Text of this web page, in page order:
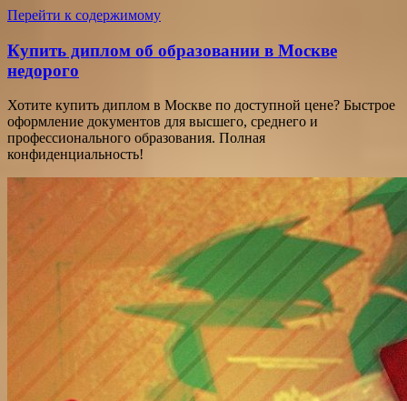
Перейти к содержимому
Купить диплом об образовании в Москве
недорого
Хотите купить диплом в Москве по доступной цене? Быстрое
оформление документов для высшего, среднего и
профессионального образования. Полная
конфиденциальность!